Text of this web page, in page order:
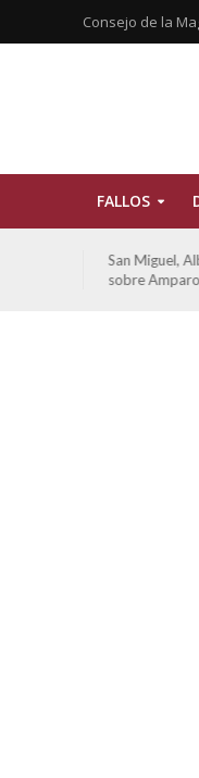
Consejo de la
FALLOS
San Miguel,
sobre